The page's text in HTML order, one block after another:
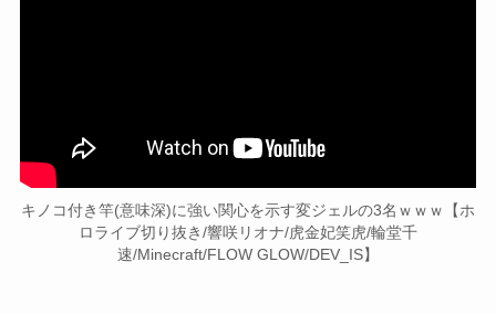
キノコ付き竿(意味深)に強い関心を示す変ジェルの3名ｗｗｗ【ホ
ロライブ切り抜き/響咲リオナ/虎金妃笑虎/輪堂千
速/Minecraft/FLOW GLOW/DEV_IS】